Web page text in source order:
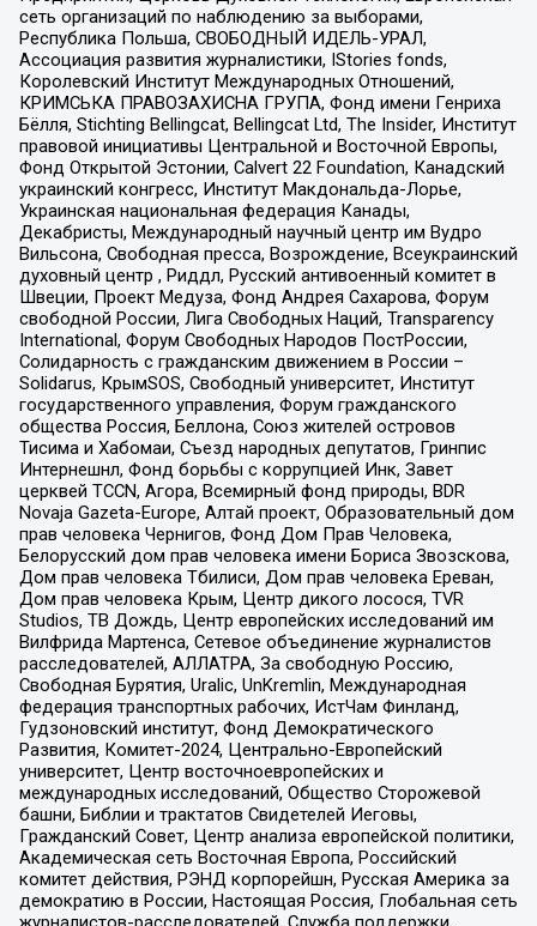
сеть организаций по наблюдению за выборами,
Республика Польша, СВОБОДНЫЙ ИДЕЛЬ-УРАЛ,
Ассоциация развития журналистики, IStories fonds,
Королевский Институт Международных Отношений,
КРИМСЬКА ПРАВОЗАХИСНА ГРУПА, Фонд имени Генриха
Бёлля, Stichting Bellingcat, Bellingcat Ltd, The Insider, Институт
правовой инициативы Центральной и Восточной Европы,
Фонд Открытой Эстонии, Calvert 22 Foundation, Канадский
украинский конгресс, Институт Макдональда-Лорье,
Украинская национальная федерация Канады,
Декабристы, Международный научный центр им Вудро
Вильсона, Свободная пресса, Возрождение, Всеукраинский
духовный центр , Риддл, Русский антивоенный комитет в
Швеции, Проект Медуза, Фонд Андрея Сахарова, Форум
свободной России, Лига Свободных Наций, Transparеncy
International, Форум Свободных Народов ПостРоссии,
Солидарность с гражданским движением в России –
Solidarus, КрымSOS, Свободный университет, Институт
государственного управления, Форум гражданского
общества Россия, Беллона, Союз жителей островов
Тисима и Хабомаи, Съезд народных депутатов, Гринпис
Интернешнл, Фонд борьбы с коррупцией Инк, Завет
церквей TCCN, Агора, Всемирный фонд природы, BDR
Novaja Gazeta-Europe, Алтай проект, Образовательный дом
прав человека Чернигов, Фонд Дом Прав Человека,
Белорусский дом прав человека имени Бориса Звозскова,
Дом прав человека Тбилиси, Дом прав человека Ереван,
Дом прав человека Крым, Центр дикого лосося, TVR
Studios, ТВ Дождь, Центр европейских исследований им
Вилфрида Мартенса, Сетевое объединение журналистов
расследователей, АЛЛАТРА, За свободную Россию,
Свободная Бурятия, Uralic, UnKremlin, Международная
федерация транспортных рабочих, ИстЧам Финланд,
Гудзоновский институт, Фонд Демократического
Развития, Комитет-2024, Центрально-Европейский
университет, Центр восточноевропейских и
международных исследований, Общество Сторожевой
башни, Библии и трактатов Свидетелей Иеговы,
Гражданский Совет, Центр анализа европейской политики,
Академическая сеть Восточная Европа, Российский
комитет действия, РЭНД корпорейшн, Русская Америка за
демократию в России, Настоящая Россия, Глобальная сеть